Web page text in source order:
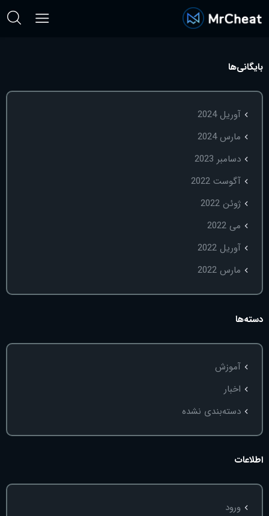
بایگانی‌ها
آوریل 2024
مارس 2024
دسامبر 2023
آگوست 2022
ژوئن 2022
می 2022
آوریل 2022
مارس 2022
دسته‌ها
آموزش
اخبار
دسته‌بندی نشده
اطلاعات
ورود